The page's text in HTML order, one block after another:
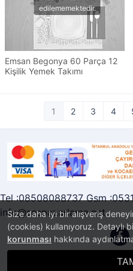
Size daha iyi bir alışveriş
(cookies) kullanıyoruz. Detaylı
korunması hakkında
Emsan Begonya 60 Parça 12
Kişilik Yemek Takımı
1 2 3 4
Tel :08508088737 Gsm
info@sespazarlama.net
E-Ticaret